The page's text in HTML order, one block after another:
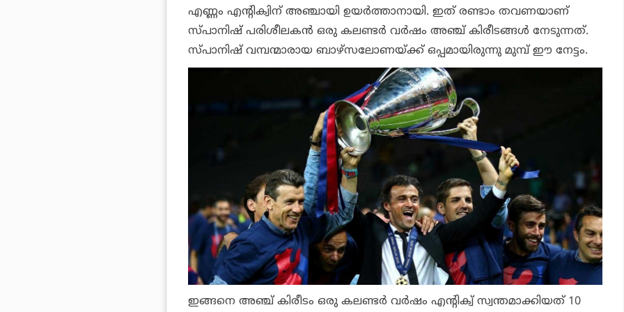
എണ്ണം എന്റിക്വിന് അഞ്ചായി ഉയര്‍ത്താനായി. ഇത് രണ്ടാം തവണയാണ്
സ്പാനിഷ് പരിശീലകന്‍ ഒരു കലണ്ടര്‍ വര്‍ഷം അഞ്ച് കിരീടങ്ങള്‍ നേടുന്നത്.
സ്പാനിഷ് വമ്പന്മാരായ ബാഴ്സലോണയ്ക്ക് ഒപ്പമായിരുന്നു മുമ്പ് ഈ നേട്ടം.
ഇങ്ങനെ അഞ്ച് കിരീടം ഒരു കലണ്ടര്‍ വര്‍ഷം എന്റിക്വ് സ്വന്തമാക്കിയത് 10